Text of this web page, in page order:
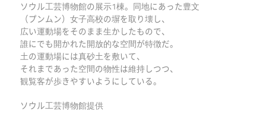
ソウル工芸博物館の展示1棟。同地にあった豊文
（プンムン）女子高校の塀を取り壊し、
広い運動場をそのまま生かしたもので、
誰にでも開かれた開放的な空間が特徴だ。
土の運動場には真砂土を敷いて、
それまであった空間の物性は維持しつつ、
観覧客が歩きやすいようにしている。
ソウル工芸博物館提供